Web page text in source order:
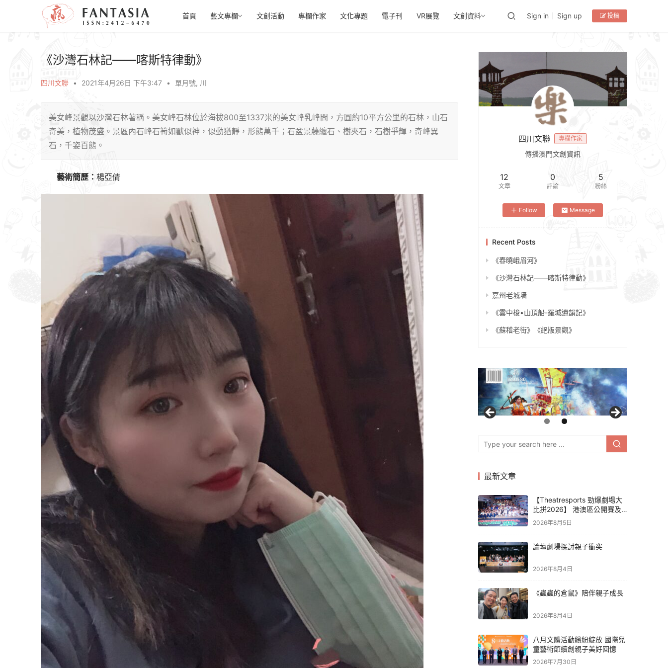
首頁 藝文專欄 文創活動 專欄作家 文化專題 電子刊 VR展覽 文創資料 Sign in Sign up 投稿
《沙灣石林記——喀斯特律動》
四川文聯 • 2021年4月26日 下午3:47 • 單月號, 川
美女峰景觀以沙灣石林著稱。美女峰石林位於海拔800至1337米的美女峰乳峰間，方圓約10平方公里的石林，山石
奇美，植物茂盛。景區內石峰石筍如獸似神，似動猶靜，形態萬千；石盆景藤纏石、樹夾石，石樹爭輝，奇峰異
石，千姿百態。
藝術簡歷： 楊亞倩
四川文聯 專欄作家
傳播澳門文創資訊
12
文章
0
評論
5
粉絲
Follow Message
Recent Posts
《春曉峨眉河》
《沙灣石林記——喀斯特律動》
嘉州老城墙
《雲中梭•山頂船-羅城遺韻記》
《蘇稽老街》《絕版景觀》
最新文章
【Theatresports 勁爆劇場大
比拼2026】 港澳區公開賽及
亞洲聯賽賽果
2026年8月5日
論壇劇場探討親子衝突
2026年8月4日
《蟲蟲的倉鼠》陪伴親子成長
2026年8月4日
八月文體活動繽紛綻放 國際兒
童藝術節續創親子美好回憶
2026年7月30日